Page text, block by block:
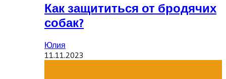
Как защититься от бродячих
собак?
Юлия
11.11.2023